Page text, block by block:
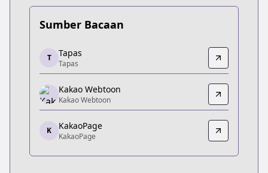
Sumber Bacaan
Tapas
Tapas
https://tapas.io/series/to-be-an-actor/info
Kakao Webtoon
Kakao Webtoon
https://webtoon.kakao.com/content/배우로서-살
KakaoPage
T Tapas
Tapas
Kakao Webtoon
Kakao Webtoon
K KakaoPage
KakaoPage